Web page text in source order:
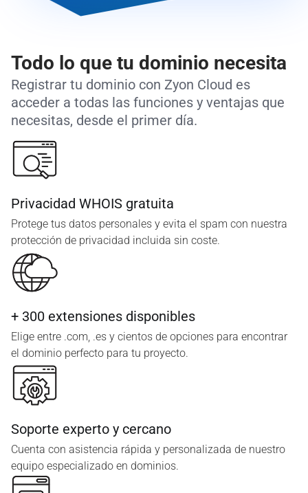
Todo lo que tu dominio necesita
Registrar tu dominio con Zyon Cloud es
acceder a todas las funciones y ventajas que
necesitas, desde el primer día.
Privacidad WHOIS gratuita
Protege tus datos personales y evita el spam con nuestra
protección de privacidad incluida sin coste.
+ 300 extensiones disponibles
Elige entre .com, .es y cientos de opciones para encontrar
el dominio perfecto para tu proyecto.
Soporte experto y cercano
Cuenta con asistencia rápida y personalizada de nuestro
equipo especializado en dominios.